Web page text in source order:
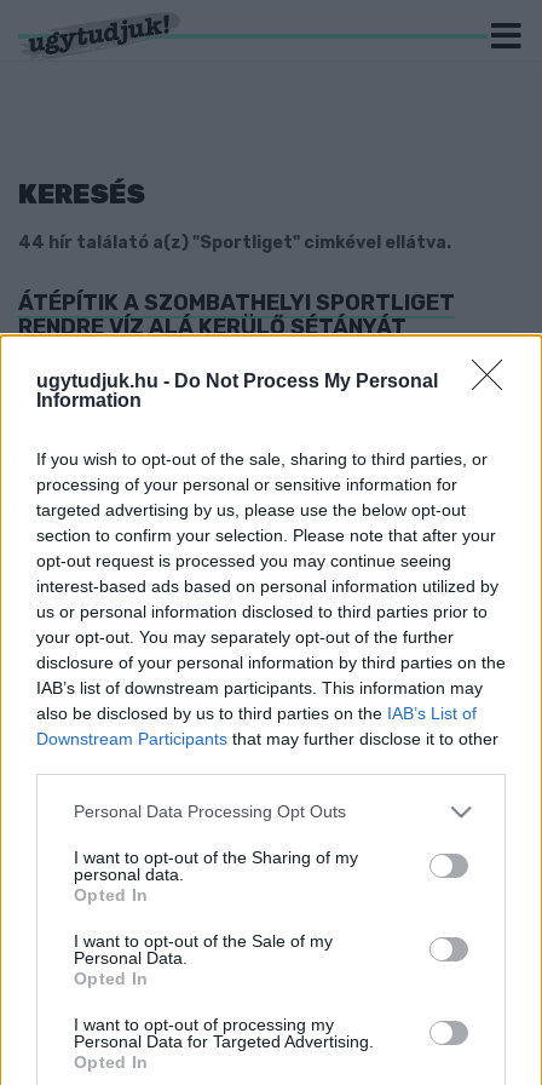
ugytudjuk.hu - Do Not Process My Personal
Information
If you wish to opt-out of the sale, sharing to third parties, or
processing of your personal or sensitive information for
targeted advertising by us, please use the below opt-out
section to confirm your selection. Please note that after your
opt-out request is processed you may continue seeing
interest-based ads based on personal information utilized by
us or personal information disclosed to third parties prior to
your opt-out. You may separately opt-out of the further
disclosure of your personal information by third parties on the
IAB’s list of downstream participants. This information may
also be disclosed by us to third parties on the IAB’s List of
Downstream Participants that may further disclose it to other
Please note that this website/app uses one or more Google
not limited to your visit or usage behaviour. You may click to
grant or deny consent to Google and its third-party tags to
use your data for below specified purposes in below Google
consent section.
Personal Data Processing Opt Outs
I want to opt-out of the Sharing of my
personal data.
Opted In
I want to opt-out of the Sale of my
Personal Data.
Opted In
I want to opt-out of processing my
Personal Data for Targeted Advertising.
Opted In
KERESÉS
44 hír találató a(z) "Sportliget" cimkével ellátva.
ÁTÉPÍTIK A SZOMBATHELYI SPORTLIGET
RENDRE VÍZ ALÁ KERÜLŐ SÉTÁNYÁT
A tervezésnél a dozmati víztározó kapacitásában bíztak.
2023. február. 10. 18:01
Szuhai Viktor, a felelős állattartásért illetékes tanácsnok
szerint, megalapozott döntés a területről kitiltani a kutyákat.
A SPORTLIGET NEM KUTYAFUTTATÓ, AZ PONT
SZEMBE VAN VELE
2023. február. 02. 19:11
Levelet kaptunk, life.
KÉT HÓNAPJA NEM KAPUNK VÁLASZT ARRA,
HOGY MIÉRT TILOS KUTYÁT SÉTÁLTATNI A
SZOMBATHELYI SPORTLIGETBEN
kérdése, de talán egy közpénzből működő, városi közfeladatot
VAJON MIÉRT NEM LEHET KUTYÁT SÉTÁLTATNI
A SZOMBATHELYI SPORTLIGETBEN?
2022. november. 25. 16:19
A terület direkt azért lett létrehozva, hogy egy rekreációs
övezetet építsenek. Kutyát sétáltatni nem rekreáció?
97 FÁT VÁGTAK KI A SZOMBATHELYI
SPORTLIGETBEN, AMELYNEK ÁTADÁSÁN VÍGAN
VÁGTA A SZALAGOT KECSKÉS LÁSZLÓ